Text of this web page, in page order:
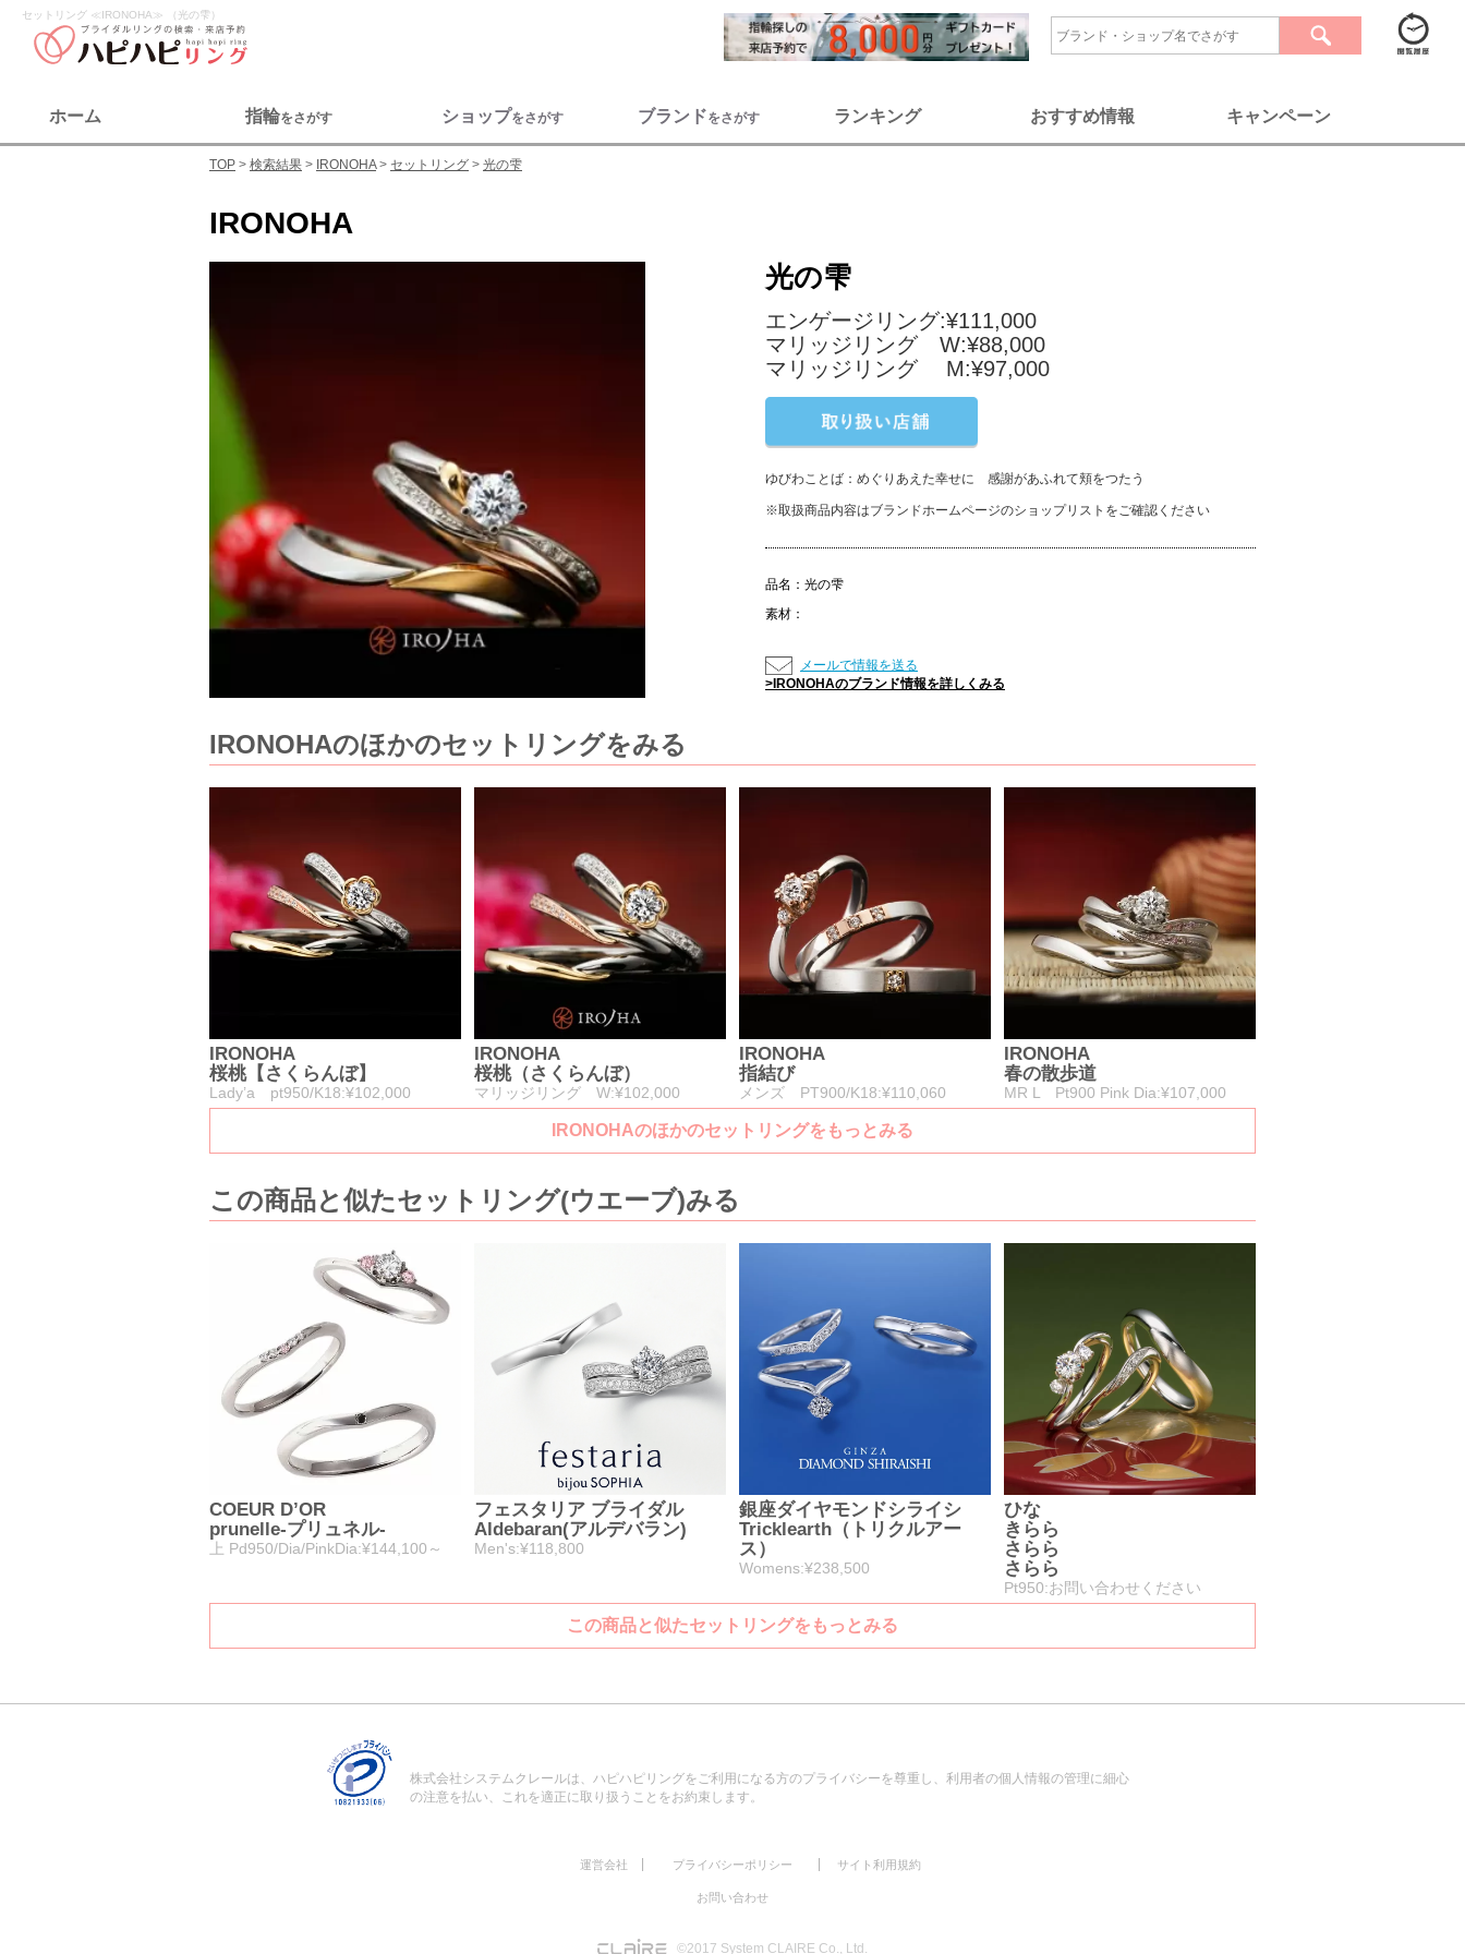
セットリング ≪IRONOHA≫ （光の雫）
ホーム 指輪をさがす ショップをさがす ブランドをさがす ランキング おすすめ情報 キャンペーン
TOP 検索結果 IRONOHA セットリング 光の雫
IRONOHA
光の雫
エンゲージリング:¥111,000
マリッジリング W:¥88,000
マリッジリング M:¥97,000
ゆびわことば：めぐりあえた幸せに 感謝があふれて頬をつたう
※取扱商品内容はブランドホームページのショップリストをご確認ください
品名： 光の雫
素材：
メールで情報を送る
>IRONOHAのブランド情報を詳しくみる
IRONOHAのほかのセットリングをみる
IRONOHA
桜桃【さくらんぼ】
Lady’a pt950/K18:¥102,000
IRONOHA
桜桃（さくらんぼ）
マリッジリング W:¥102,000
IRONOHA
指結び
メンズ PT900/K18:¥110,060
IRONOHA
春の散歩道
MR L Pt900 Pink Dia:¥107,000
IRONOHAのほかのセットリングをもっとみる
この商品と似たセットリング(ウエーブ)みる
COEUR D’OR
prunelle-プリュネル-
上 Pd950/Dia/PinkDia:¥144,100～
フェスタリア ブライダル
Aldebaran(アルデバラン)
Men's:¥118,800
銀座ダイヤモンドシライシ
Tricklearth（トリクルアー
ス）
Womens:¥238,500
ひな
きらら
さらら
さらら
Pt950:お問い合わせください
この商品と似たセットリングをもっとみる
株式会社システムクレールは、ハピハピリングをご利用になる方のプライバシーを尊重し、利用者の個人情報の管理に細心
の注意を払い、これを適正に取り扱うことをお約束します。
運営会社 プライバシーポリシー サイト利用規約
お問い合わせ
©2017 System CLAIRE Co., Ltd.